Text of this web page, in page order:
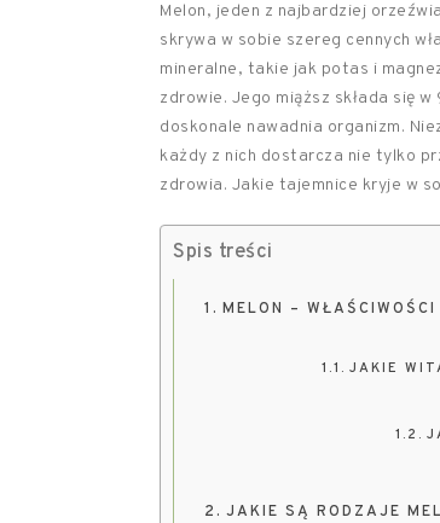
Melon, jeden z najbardziej
skrywa w sobie szereg cennych
mineralne, takie jak potas i
zdrowie. Jego miąższ składa się
doskonale nawadnia organizm.
każdy z nich dostarcza nie tylko
zdrowia. Jakie tajemnice kryje w
Spis treści
MELON –
JAKIE
JAKIE SĄ RODZAJE